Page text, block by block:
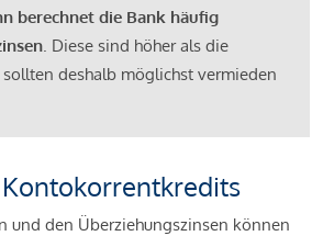
berechnet die Bank häufig
. Diese sind höher als die
deshalb möglichst vermieden
und den Überziehungszinsen können